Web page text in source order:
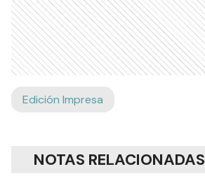
Edición Impresa
NOTAS RELACIONADAS